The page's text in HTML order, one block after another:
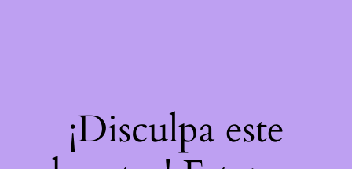
¡Disculpa este